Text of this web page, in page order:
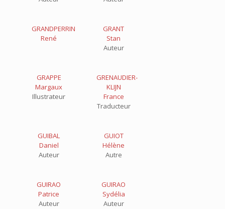
GRANDPERRIN
René
GRANT
Stan
Auteur
GRAPPE
Margaux
Illustrateur
GRENAUDIER-
KLIJN
France
Traducteur
GUIBAL
Daniel
Auteur
GUIOT
Hélène
Autre
GUIRAO
Patrice
Auteur
GUIRAO
Sydélia
Auteur